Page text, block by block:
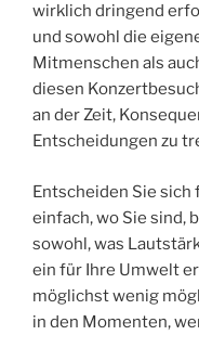
wirklich dringend
und sowohl die
Mitmenschen als
diesen
an der Zeit,
Entscheidungen zu
Entscheiden Sie sich
einfach, wo Sie sind,
sowohl, was
ein für Ihre Umwelt
möglichst wenig
in den Momenten,